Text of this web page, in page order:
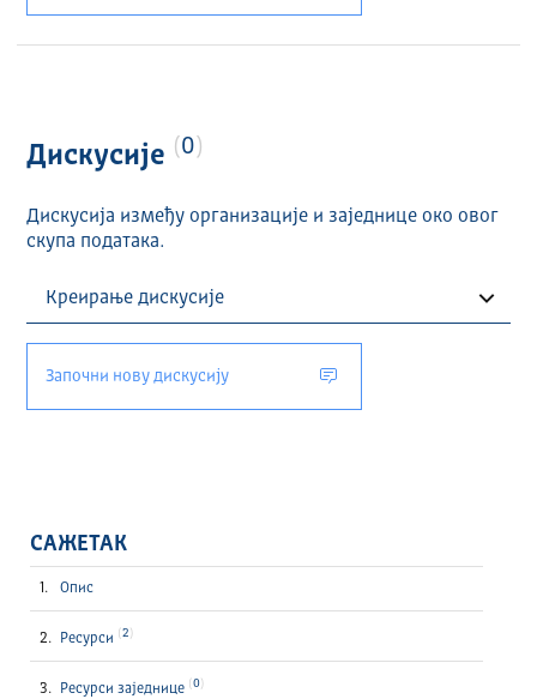
Дискусије 0
Дискусија између организације и заједнице око овог
скупа података.
Започни нову дискусију
САЖЕТАК
Опис
Ресурси 2
Ресурси заједнице 0